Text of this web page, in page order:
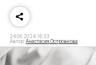
24.06.2024 16:33
Автор:Анастасия Островкова